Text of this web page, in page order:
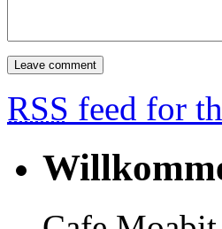
RSS feed for